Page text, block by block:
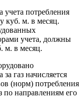
потребления
куб. м. в месяц.
учета, должны
м. в месяц.
газ начисляется
(норм) потребления
по направлениям его